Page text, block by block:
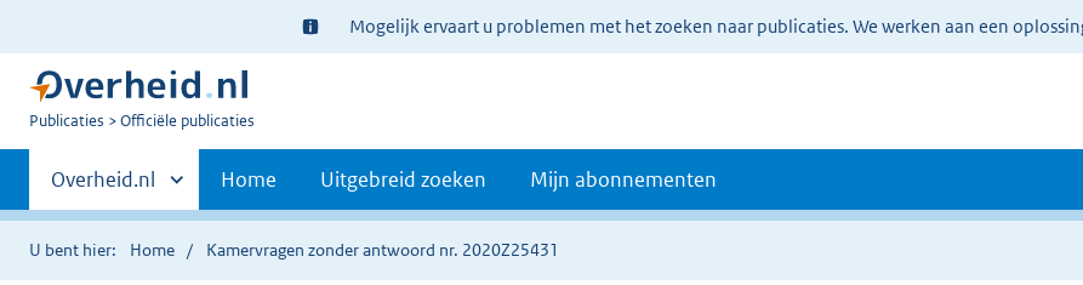
Ter
informatie:
Mogelijk ervaart u problemen met het zoeken naar publicaties. We werken aan een
U
Publicaties Officiële publicaties
Primaire
navigatie
Andere
sites
binnen
Overheid.nl Home Uitgebreid zoeken Mijn abonnementen
U bent hier: Home Kamervragen zonder antwoord nr. 2020Z25431